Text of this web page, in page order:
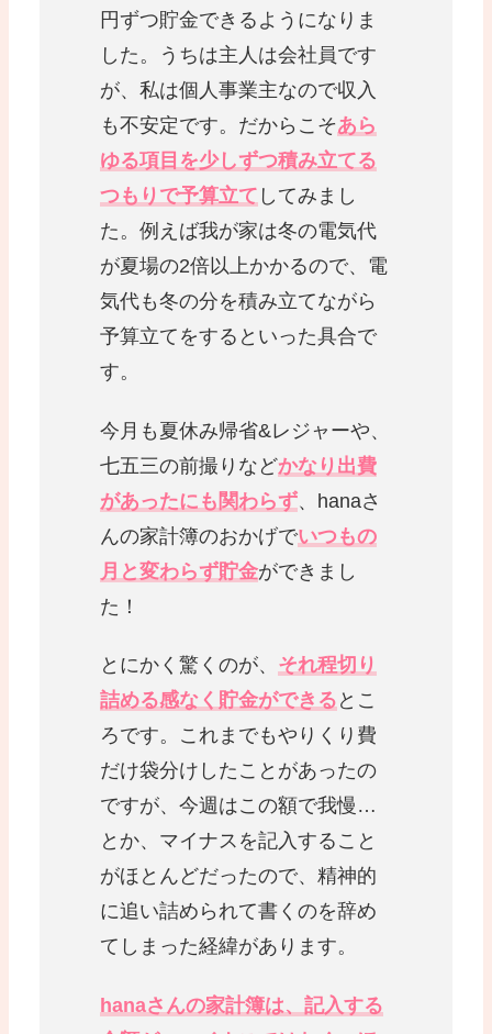
円ずつ貯金できるようになりま
した。うちは主人は会社員です
が、私は個人事業主なので収入
も不安定です。だからこそあら
ゆる項目を少しずつ積み立てる
つもりで予算立て してみまし
た。例えば我が家は冬の電気代
が夏場の2倍以上かかるので、電
気代も冬の分を積み立てながら
予算立てをするといった具合で
す。
今月も夏休み帰省&レジャーや、
七五三の前撮りなどかなり出費
があったにも関わらず、hanaさ
んの家計簿のおかげでいつもの
月と変わらず貯金ができまし
た！
とにかく驚くのが、 それ程切り
詰める感なく貯金ができる とこ
ろです。これまでもやりくり費
だけ袋分けしたことがあったの
ですが、今週はこの額で我慢…
とか、マイナスを記入すること
がほとんどだったので、精神的
に追い詰められて書くのを辞め
てしまった経緯があります。
hanaさんの家計簿は、記入する